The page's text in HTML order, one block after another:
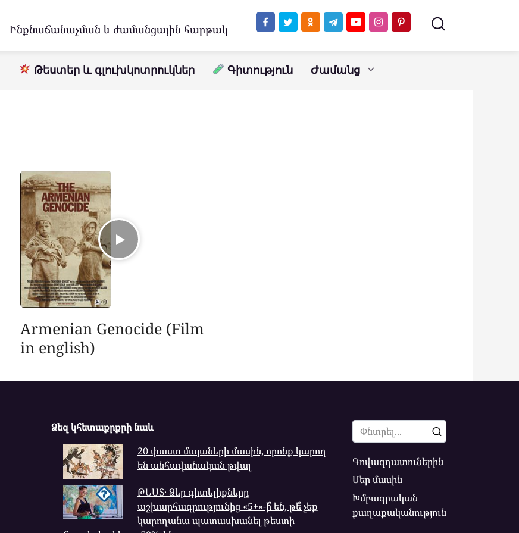
Ինքնաճանաչման և ժամանցային հարթակ
Թեստեր և գլուխկոտրուկներ Գիտություն Ժամանց
Armenian Genocide (Film
in english)
Ձեզ կհետաքրքրի նաև
20 փաստ մայաների մասին, որոնք կարող
են անհավանական թվալ
ԹԵՍՏ․ Ձեր գիտելիքները
աշխարհագրությունից «5+»-ի՞ են, թե՞ չեք
կարողանա պատասխանել թեստի
Search
for:
Գովազդատուներին
Մեր մասին
Խմբագրական
քաղաքականություն